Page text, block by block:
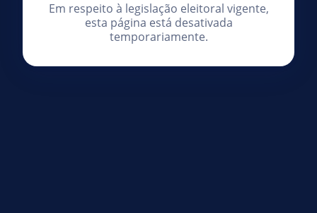
Em respeito à legislação eleitoral vigente,
esta página está desativada
temporariamente.